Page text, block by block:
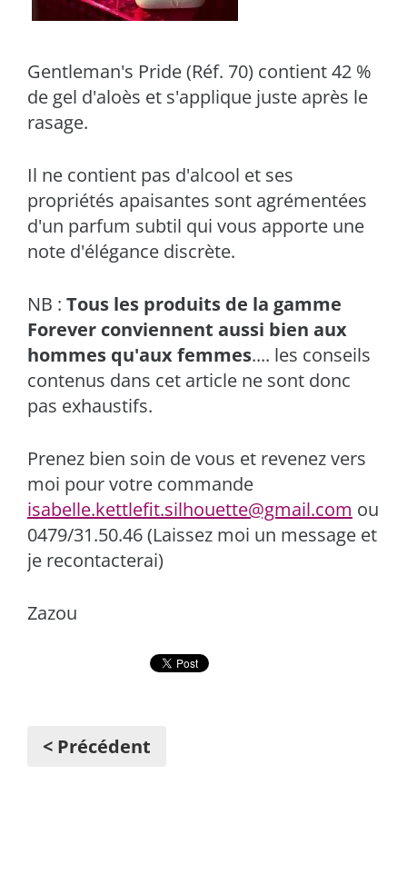
Gentleman's Pride (Réf. 70) contient 42 %
de gel d'aloès et s'applique juste après le
rasage.
Il ne contient pas d'alcool et ses
propriétés apaisantes sont agrémentées
d'un parfum subtil qui vous apporte une
note d'élégance discrète.
NB : Tous les produits de la gamme
Forever conviennent aussi bien aux
hommes qu'aux femmes.... les conseils
contenus dans cet article ne sont donc
pas exhaustifs.
Prenez bien soin de vous et revenez vers
moi pour votre commande
isabelle.kettlefit.silhouette@gmail.com ou
0479/31.50.46 (Laissez moi un message et
je recontacterai)
Zazou
< Précédent